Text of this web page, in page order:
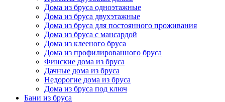
Дома из бруса одноэтажные
Дома из бруса двухэтажные
Дома из бруса для постоянного проживания
Дома из бруса с мансардой
Дома из клееного бруса
Дома из профилированного бруса
Финские дома из бруса
Дачные дома из бруса
Недорогие дома из бруса
Дома из бруса под ключ
Бани из бруса